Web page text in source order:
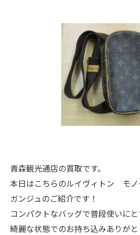
青森観光通店の買取です。
本日はこちらのルイヴィトン モ
ガンジュのご紹介です！
コンパクトなバッグで普段使いにと
綺麗な状態でのお持ち込みありがと